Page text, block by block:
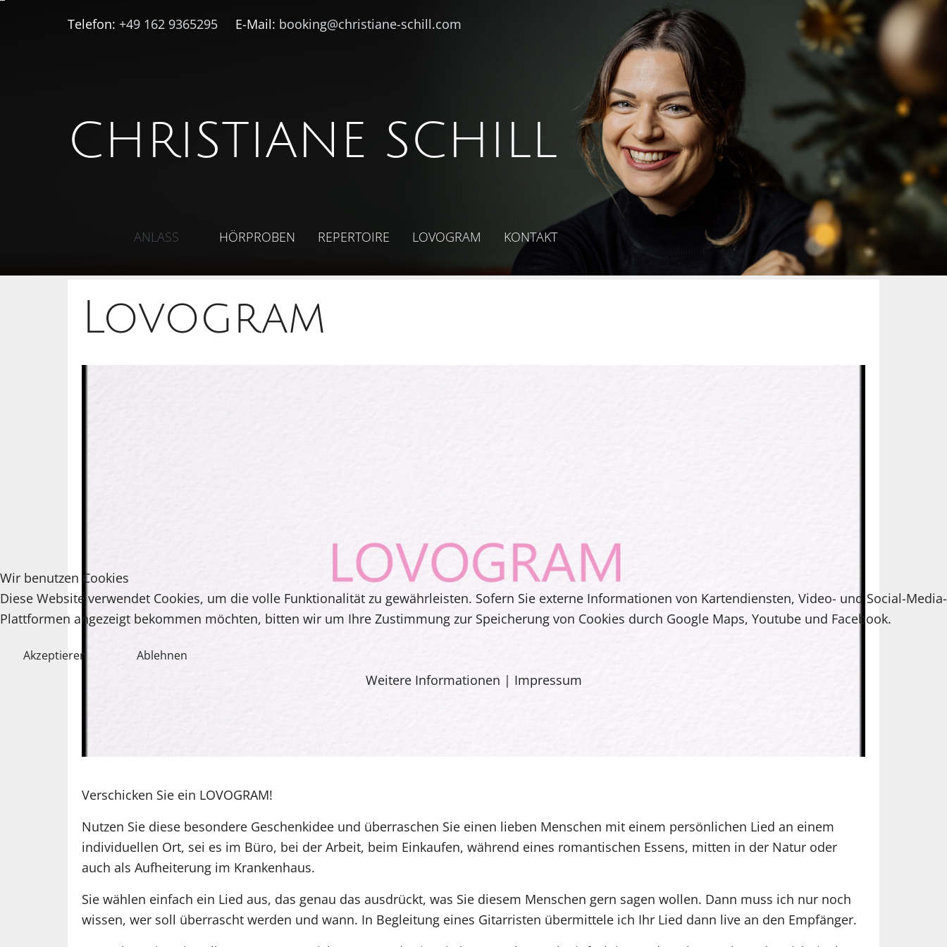
Telefon: +49 162 9365295 E-Mail: booking@christiane-schill.com
CHRISTIANE SCHILL
ANLASS HÖRPROBEN REPERTOIRE LOVOGRAM KONTAKT
Lovogram
Verschicken Sie ein LOVOGRAM!
Nutzen Sie diese besondere Geschenkidee und überraschen Sie einen lieben Menschen mit einem persönlichen Lied an einem
individuellen Ort, sei es im Büro, bei der Arbeit, beim Einkaufen, während eines romantischen Essens, mitten in der Natur oder
auch als Aufheiterung im Krankenhaus.
Sie wählen einfach ein Lied aus, das genau das ausdrückt, was Sie diesem Menschen gern sagen wollen. Dann muss ich nur noch
wissen, wer soll überrascht werden und wann. In Begleitung eines Gitarristen übermittele ich Ihr Lied dann live an den Empfänger.
Wir benutzen Cookies
Diese Website verwendet Cookies, um die volle Funktionalität zu gewährleisten. Sofern Sie externe Informationen von Kartendiensten, Video- und Social-Media-
Plattformen angezeigt bekommen möchten, bitten wir um Ihre Zustimmung zur Speicherung von Cookies durch Google Maps, Youtube und Facebook.
Akzeptieren Ablehnen
Weitere Informationen | Impressum